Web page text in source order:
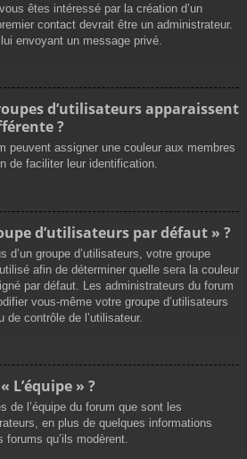
êtes intéressé par la création d’un
contact devrait être un administrateur.
envoyant un message privé.
d’utilisateurs apparaissent
?
peuvent assigner une couleur aux membres
de faciliter leur identification.
d’utilisateurs par défaut » ?
d’un groupe d’utilisateurs, votre groupe
afin de déterminer quelle sera la couleur
par défaut. Les administrateurs du forum
vous-même votre groupe d’utilisateurs
de contrôle de l’utilisateur.
L’équipe » ?
de l’équipe du forum que sont les
en plus de quelques informations
qu’ils modèrent.